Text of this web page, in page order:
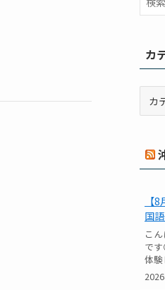
カ
ー
【
国
こ
で
体